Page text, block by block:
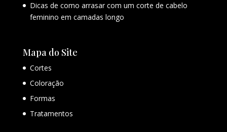
Dicas de como arrasar com um corte de cabelo
feminino em camadas longo
Mapa do Site
Cortes
Coloração
Formas
Tratamentos